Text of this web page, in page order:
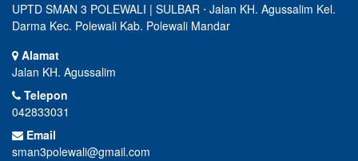
UPTD SMAN 3 POLEWALI | SULBAR ⋅ Jalan KH. Agussalim Kel.
Darma Kec. Polewali Kab. Polewali Mandar
Alamat
Jalan KH. Agussalim
Telepon
042833031
Email
sman3polewali@gmail.com